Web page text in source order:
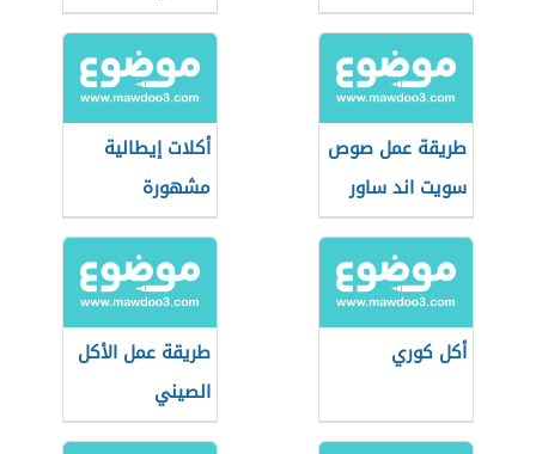
طريقة عمل صوص
سويت اند ساور
أكلات إيطالية
مشهورة
أكل كوري
طريقة عمل الأكل
الصيني